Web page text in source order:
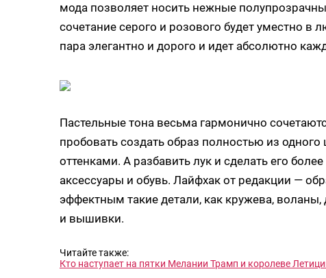
мода позволяет носить нежные
сочетание серого и розового будет уместно
пара элегантно и дорого и идет абсолютно
Пастельные тона весьма гармонично
пробовать создать образ полностью из
оттенками. А разбавить лук и сделать его
аксессуары и обувь. Лайфхак от редакции —
эффектным такие детали, как кружева,
и вышивки.
Читайте также:
Кто наступает на пятки Мелании Трамп и королеве